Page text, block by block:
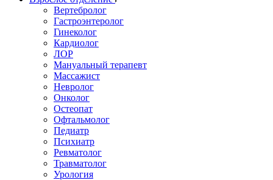
Вертебролог
Гастроэнтеролог
Гинеколог
Кардиолог
ЛОР
Мануальный терапевт
Массажист
Невролог
Онколог
Остеопат
Офтальмолог
Педиатр
Психиатр
Ревматолог
Травматолог
Урология